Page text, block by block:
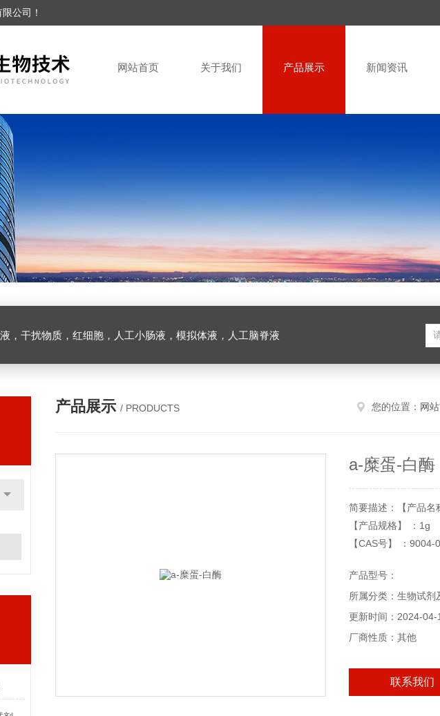
公司！
网站首页 关于我们 产品展示 新闻资讯
，干扰物质，红细胞，人工小肠液，模拟体液，人工脑脊液
产品展示 / PRODUCTS 您的位置： 网
a-糜蛋-白酶
简要描述：【产品名
【产品规格】 ：1g
【CAS号】 ：9004-
【分子量】：25KDa
【活力】：
【储存条件】 ：-20℃
本产品仅供科研实验
产品型号：
所属分类：生物试剂
更新时间：2024-04-
厂商性质：其他
联系我们